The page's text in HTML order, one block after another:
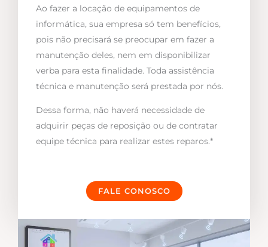
Ao fazer a locação de equipamentos de
informática, sua empresa só tem benefícios,
pois não precisará se preocupar em fazer a
manutenção deles, nem em disponibilizar
verba para esta finalidade. Toda assistência
técnica e manutenção será prestada por nós.
Dessa forma, não haverá necessidade de
adquirir peças de reposição ou de contratar
equipe técnica para realizar estes reparos.*
FALE CONOSCO